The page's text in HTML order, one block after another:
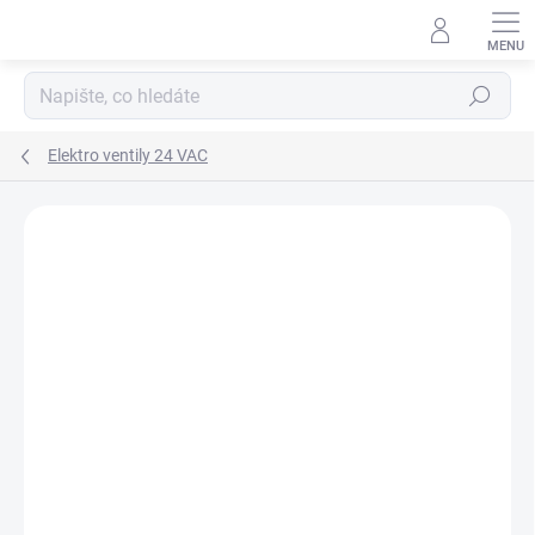
Hledat
Elektro ventily 24 VAC